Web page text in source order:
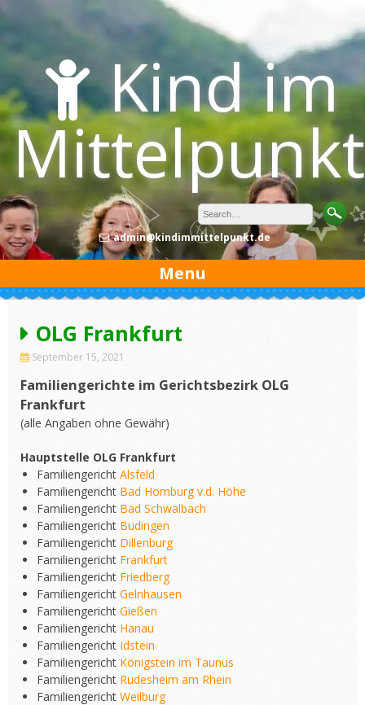
Skip
Kind im
Mittelpunkt
admin@kindimmittelpunkt.de
Menu
OLG Frankfurt
September 15, 2021
Familiengerichte im Gerichtsbezirk OLG
Frankfurt
(alle Angaben ohne Gewähr)
Hauptstelle OLG Frankfurt
Familiengericht Alsfeld
Familiengericht Bad Homburg v.d. Höhe
Familiengericht Bad Schwalbach
Familiengericht Büdingen
Familiengericht Dillenburg
Familiengericht Frankfurt
Familiengericht Friedberg
Familiengericht Gelnhausen
Familiengericht Gießen
Familiengericht Hanau
Familiengericht Idstein
Familiengericht Königstein im Taunus
Familiengericht Rüdesheim am Rhein
Familiengericht Weilburg